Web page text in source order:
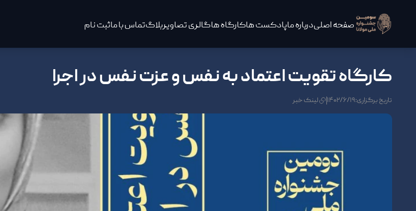
صفحه اصلیدرباره ماپادکست هاکارگاه هاگالری تصاویربلاگتماس با ماثبت نام
کارگاه تقویت اعتماد به نفس و عزت نفس در اجرا
تاریخ برگزاری:۱۴۰۲/۶/۱۹ لینک خبر